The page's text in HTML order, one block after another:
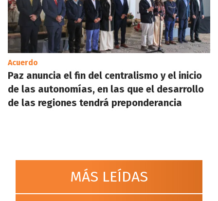
Acuerdo
Paz anuncia el fin del centralismo y el inicio
de las autonomías, en las que el desarrollo
de las regiones tendrá preponderancia
MÁS LEÍDAS